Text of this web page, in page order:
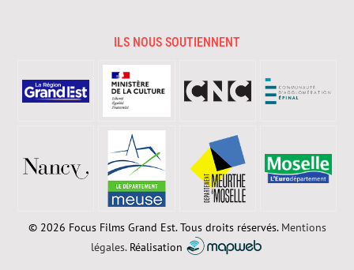
ILS NOUS SOUTIENNENT
© 2026 Focus Films Grand Est. Tous droits réservés. Mentions
légales.Réalisation